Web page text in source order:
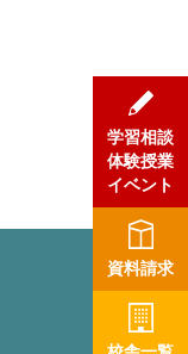
学習相談
体験授業
イベント
資料請求